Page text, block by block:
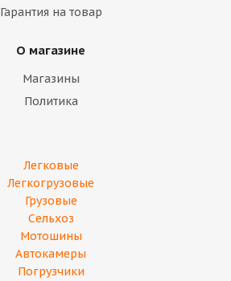
Гарантия на товар
О магазине
Магазины
Политика
Легковые
Легкогрузовые
Грузовые
Сельхоз
Мотошины
Автокамеры
Погрузчики